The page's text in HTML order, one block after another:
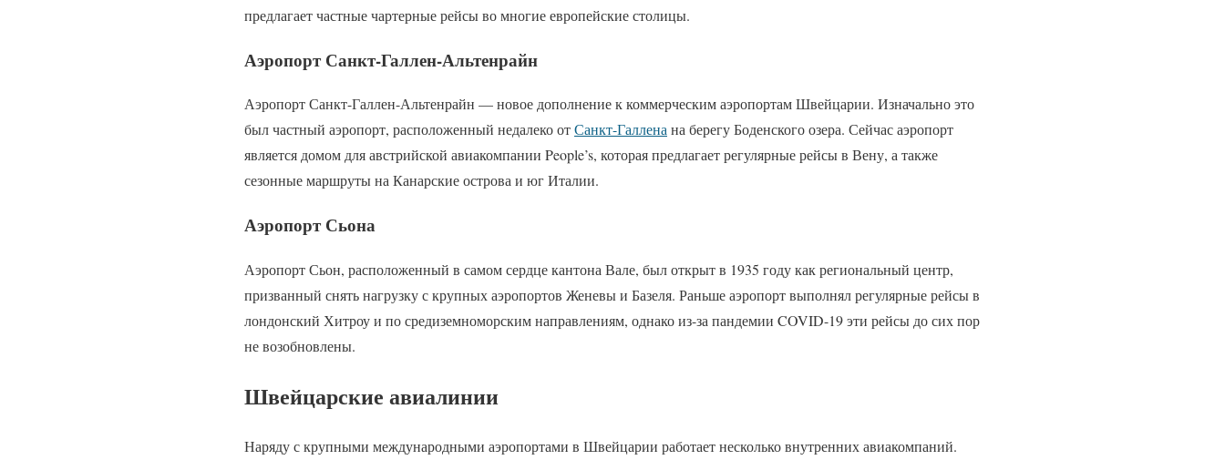
предлагает частные чартерные рейсы во многие европейские столицы.
Аэропорт Санкт-Галлен-Альтенрайн
Аэропорт Санкт-Галлен-Альтенрайн — новое дополнение к коммерческим аэропортам Швейцарии. Изначально это
был частный аэропорт, расположенный недалеко отСанкт-Галленана берегу Боденского озера. Сейчас аэропорт
является домом для австрийской авиакомпании People’s, которая предлагает регулярные рейсы в Вену, а также
сезонные маршруты на Канарские острова и юг Италии.
Аэропорт Сьона
Аэропорт Сьон, расположенный в самом сердце кантона Вале, был открыт в 1935 году как региональный центр,
призванный снять нагрузку с крупных аэропортов Женевы и Базеля. Раньше аэропорт выполнял регулярные рейсы в
лондонский Хитроу и по средиземноморским направлениям, однако из-за пандемии COVID-19 эти рейсы до сих пор
не возобновлены.
Швейцарские авиалинии
Наряду с крупными международными аэропортами в Швейцарии работает несколько внутренних авиакомпаний.